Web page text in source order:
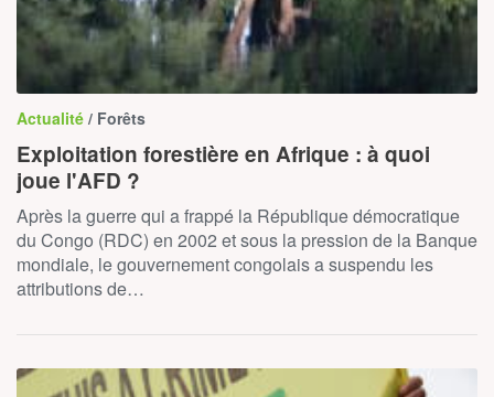
Actualité / Forêts
Exploitation forestière en Afrique : à quoi
joue l'AFD ?
Après la guerre qui a frappé la République démocratique
du Congo (RDC) en 2002 et sous la pression de la Banque
mondiale, le gouvernement congolais a suspendu les
attributions de…